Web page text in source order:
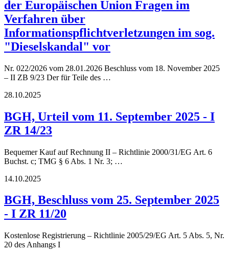
der Europäischen Union Fragen im
Verfahren über
Informationspflichtverletzungen im sog.
"Dieselskandal" vor
Nr. 022/2026 vom 28.01.2026 Beschluss vom 18. November 2025
– II ZB 9/23 Der für Teile des …
28.10.2025
BGH, Urteil vom 11. September 2025 - I
ZR 14/23
Bequemer Kauf auf Rechnung II – Richtlinie 2000/31/EG Art. 6
Buchst. c; TMG § 6 Abs. 1 Nr. 3; …
14.10.2025
BGH, Beschluss vom 25. September 2025
- I ZR 11/20
Kostenlose Registrierung – Richtlinie 2005/29/EG Art. 5 Abs. 5, Nr.
20 des Anhangs I